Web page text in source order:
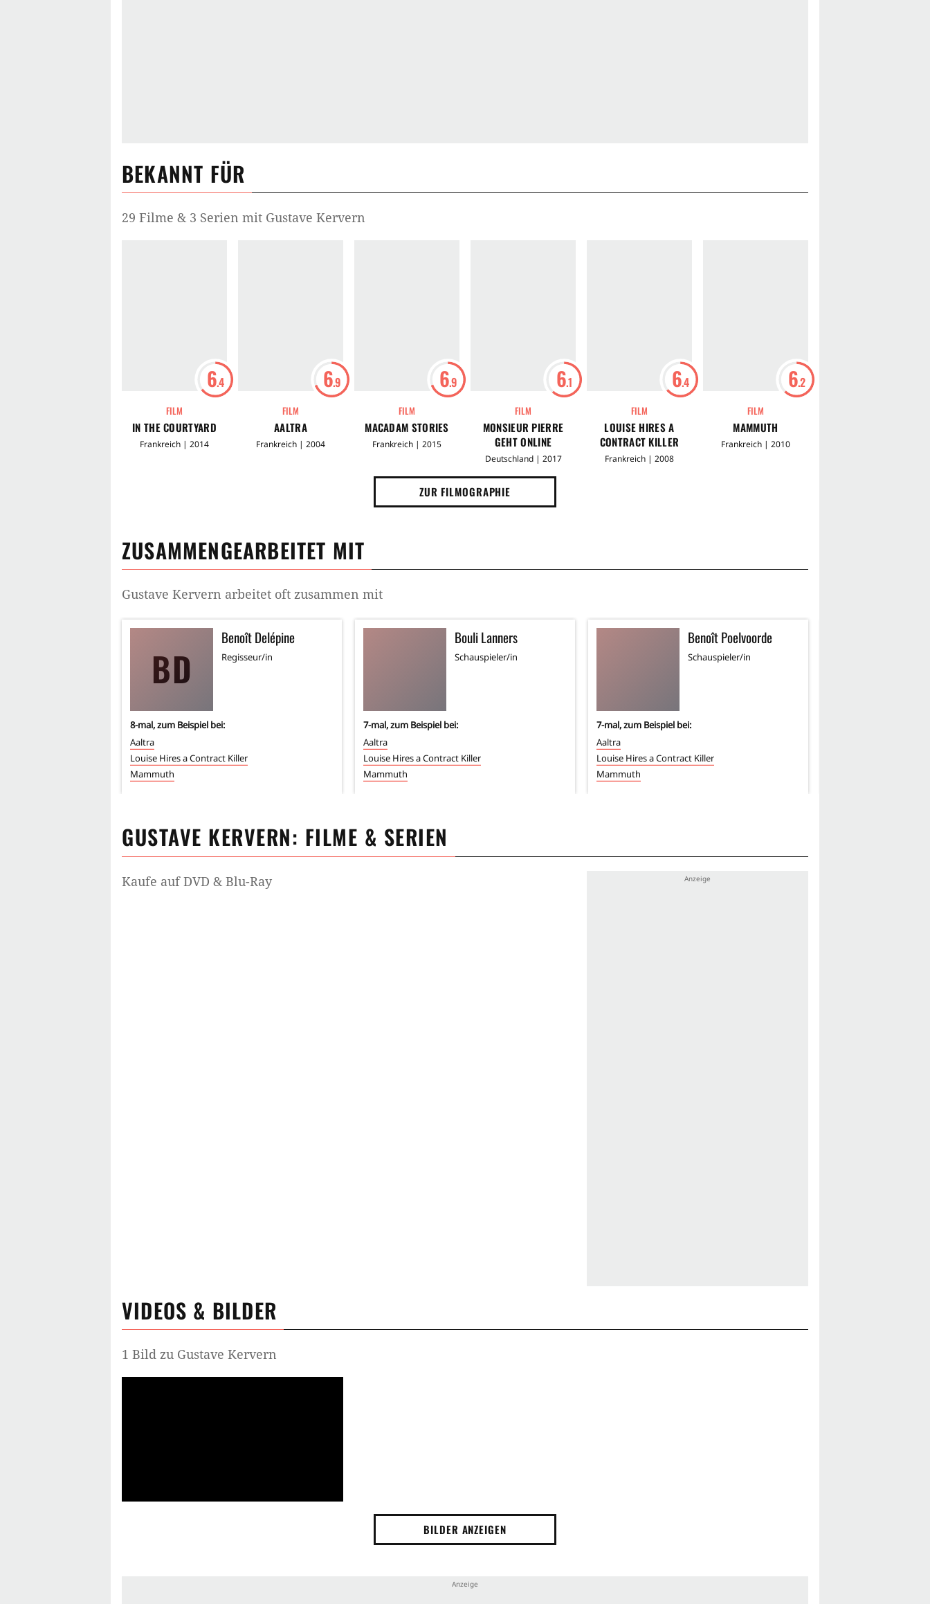
BEKANNT FÜR
29 Filme & 3 Serien mit Gustave Kervern
6.4
FILM
IN THE COURTYARD
Frankreich | 2014
6.9
FILM
AALTRA
Frankreich | 2004
6.9
FILM
MACADAM STORIES
Frankreich | 2015
6.1
FILM
MONSIEUR PIERRE
GEHT ONLINE
Deutschland | 2017
6.4
FILM
LOUISE HIRES A
CONTRACT KILLER
Frankreich | 2008
6.2
FILM
MAMMUTH
Frankreich | 2010
ZUR FILMOGRAPHIE
ZUSAMMENGEARBEITET MIT
Gustave Kervern arbeitet oft zusammen mit
BD
Benoît Delépine
Regisseur/in
8-mal, zum Beispiel bei:
Aaltra
Louise Hires a Contract Killer
Mammuth
Bouli Lanners
Schauspieler/in
7-mal, zum Beispiel bei:
Aaltra
Louise Hires a Contract Killer
Mammuth
Benoît Poelvoorde
Schauspieler/in
7-mal, zum Beispiel bei:
Aaltra
Louise Hires a Contract Killer
Mammuth
GUSTAVE KERVERN: FILME & SERIEN
Kaufe auf DVD & Blu-Ray
VIDEOS & BILDER
1 Bild zu Gustave Kervern
BILDER ANZEIGEN